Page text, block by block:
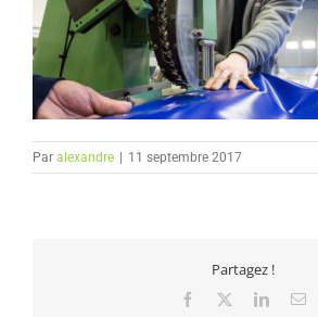
Par alexandre 11 septembre 2017
Partagez !
Facebook LinkedIn